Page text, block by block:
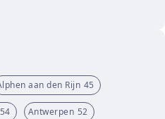
aan den Rijn 45
54 Antwerpen 52